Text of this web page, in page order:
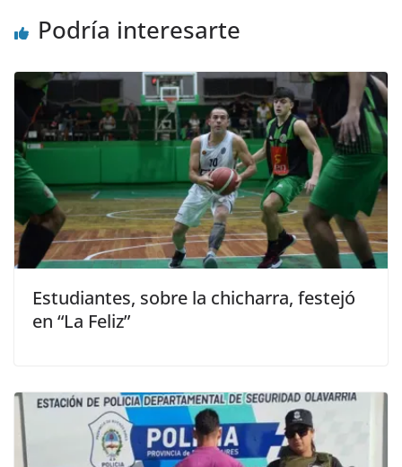
Podría interesarte
Estudiantes, sobre la chicharra, festejó
en “La Feliz”